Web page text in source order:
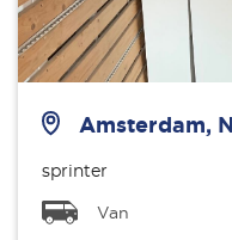
Amsterdam,
sprinter
Van